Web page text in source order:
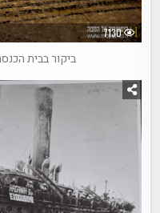
7130
ביקור בבית